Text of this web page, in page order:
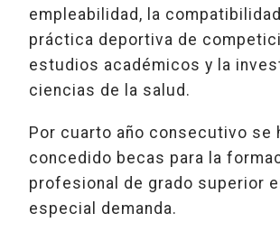
empleabilidad, la
práctica deportiva de
estudios académicos y la
ciencias de la salud.
Por cuarto año consecutivo se
concedido becas para la
profesional de grado superior
especial demanda.